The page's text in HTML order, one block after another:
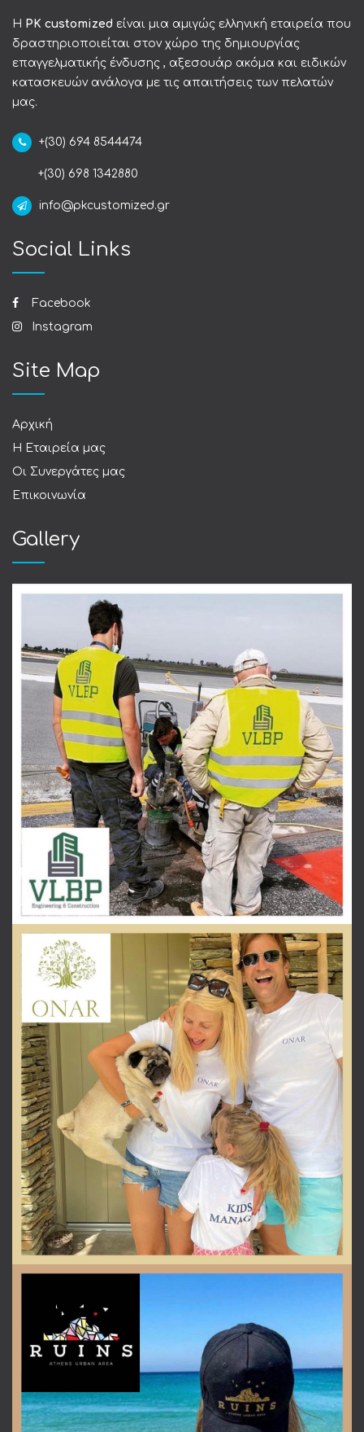
Η PK customized είναι μια αμιγώς ελληνική εταιρεία που
δραστηριοποιείται στον χώρο της δημιουργίας
επαγγελματικής ένδυσης , αξεσουάρ ακόμα και ειδικών
κατασκευών ανάλογα με τις απαιτήσεις των πελατών
μας.
+(30) 694 8544474
+(30) 698 1342880
info@pkcustomized.gr
Social Links
Facebook
Instagram
Site Map
Αρχική
Η Εταιρεία μας
Οι Συνεργάτες μας
Επικοινωνία
Gallery